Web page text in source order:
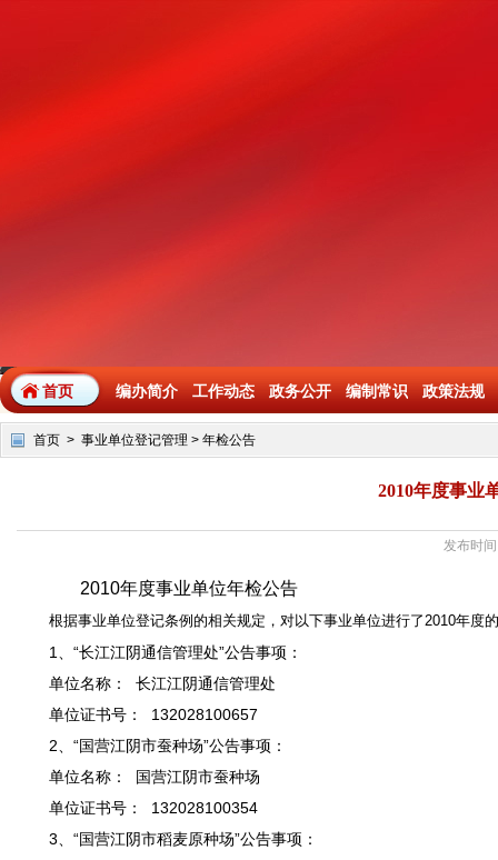
首页 编办简介 工作动态 政务公开 编制常识 政策法规
首页 > 事业单位登记管理 > 年检公告
2010年度事业
发布时
2010年度事业单位年检公告
根据事业单位登记条例的相关规定，对以下事业单位进行了2010年度
1、“长江江阴通信管理处”公告事项：
单位名称： 长江江阴通信管理处
单位证书号： 132028100657
2、“国营江阴市蚕种场”公告事项：
单位名称： 国营江阴市蚕种场
单位证书号： 132028100354
3、“国营江阴市稻麦原种场”公告事项：